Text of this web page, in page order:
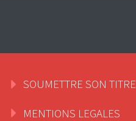
SOUMETTRE SON TITRE
MENTIONS LEGALES